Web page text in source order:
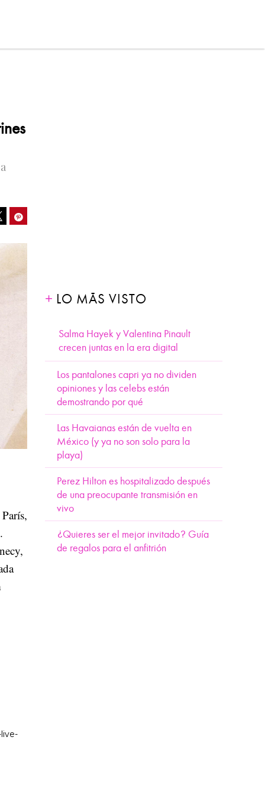
LO MÁS VISTO
Salma Hayek y Valentina Pinault
crecen juntas en la era digital
Los pantalones capri ya no dividen
opiniones y las celebs están
demostrando por qué
Las Havaianas están de vuelta en
México (y ya no son solo para la
playa)
Perez Hilton es hospitalizado después
de una preocupante transmisión en
vivo
¿Quieres ser el mejor invitado? Guía
de regalos para el anfitrión
.